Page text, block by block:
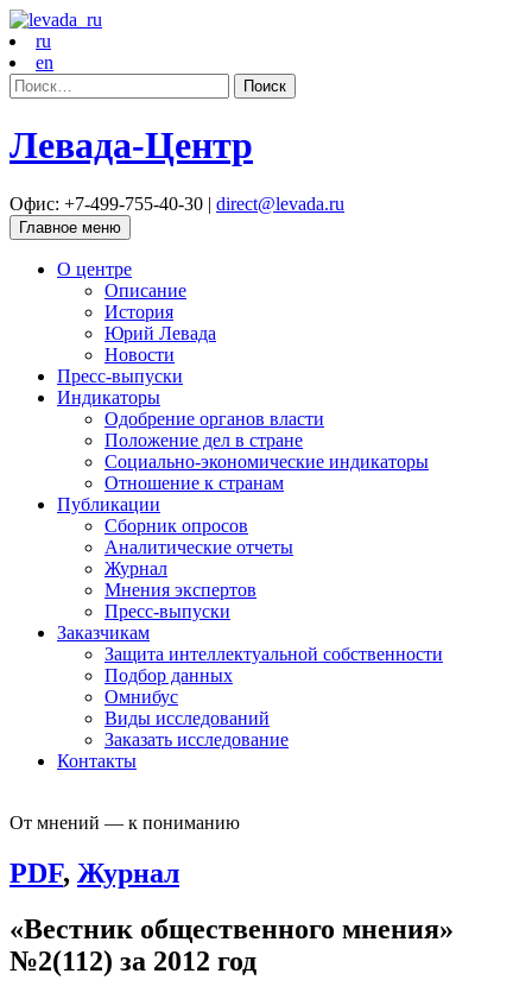
ru
en
Найти:
Левада-Центр
Офис: +7-499-755-40-30 | direct@levada.ru
Главное меню
О центре
Описание
История
Юрий Левада
Новости
Пресс-выпуски
Индикаторы
Одобрение органов власти
Положение дел в стране
Социально-экономические индикаторы
Отношение к странам
Публикации
Сборник опросов
Аналитические отчеты
Журнал
Мнения экспертов
Пресс-выпуски
Заказчикам
Защита интеллектуальной собственности
Подбор данных
Омнибус
Виды исследований
Заказать исследование
Контакты
От мнений — к пониманию
PDF, Журнал
«Вестник общественного мнения»
№2(112) за 2012 год